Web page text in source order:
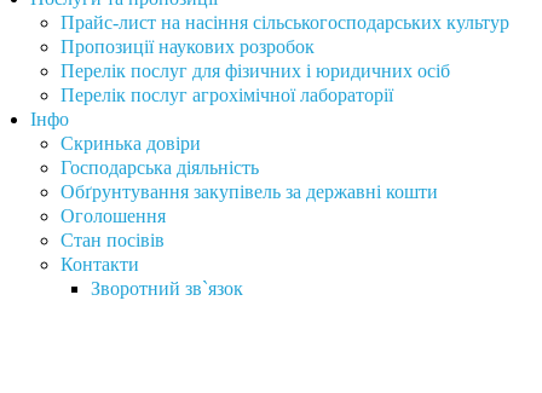
Прайс-лист на насіння сільськогосподарських культур
Пропозиції наукових розробок
Перелік послуг для фізичних і юридичних осіб
Перелік послуг агрохімічної лабораторії
Інфо
Скринька довіри
Господарська діяльність
Обґрунтування закупівель за державні кошти
Оголошення
Стан посівів
Контакти
Зворотний зв`язок